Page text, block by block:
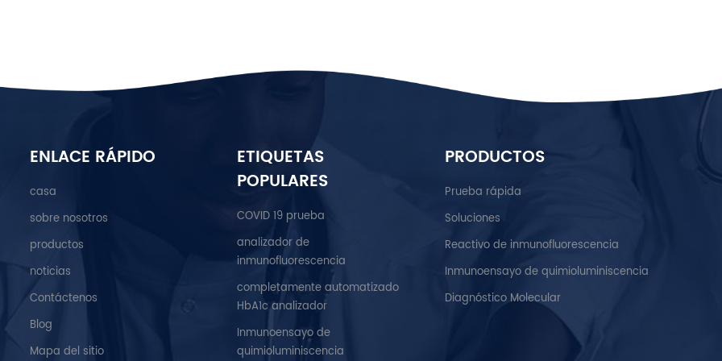
ENLACE RÁPIDO
casa
sobre nosotros
productos
noticias
Contáctenos
Blog
Mapa del sitio
ETIQUETAS
POPULARES
COVID 19 prueba
analizador de
inmunofluorescencia
completamente automatizado
HbA1c analizador
Inmunoensayo de
quimioluminiscencia
PRODUCTOS
Prueba rápida
Soluciones
Reactivo de inmunofluorescencia
Inmunoensayo de quimioluminiscencia
Diagnóstico Molecular